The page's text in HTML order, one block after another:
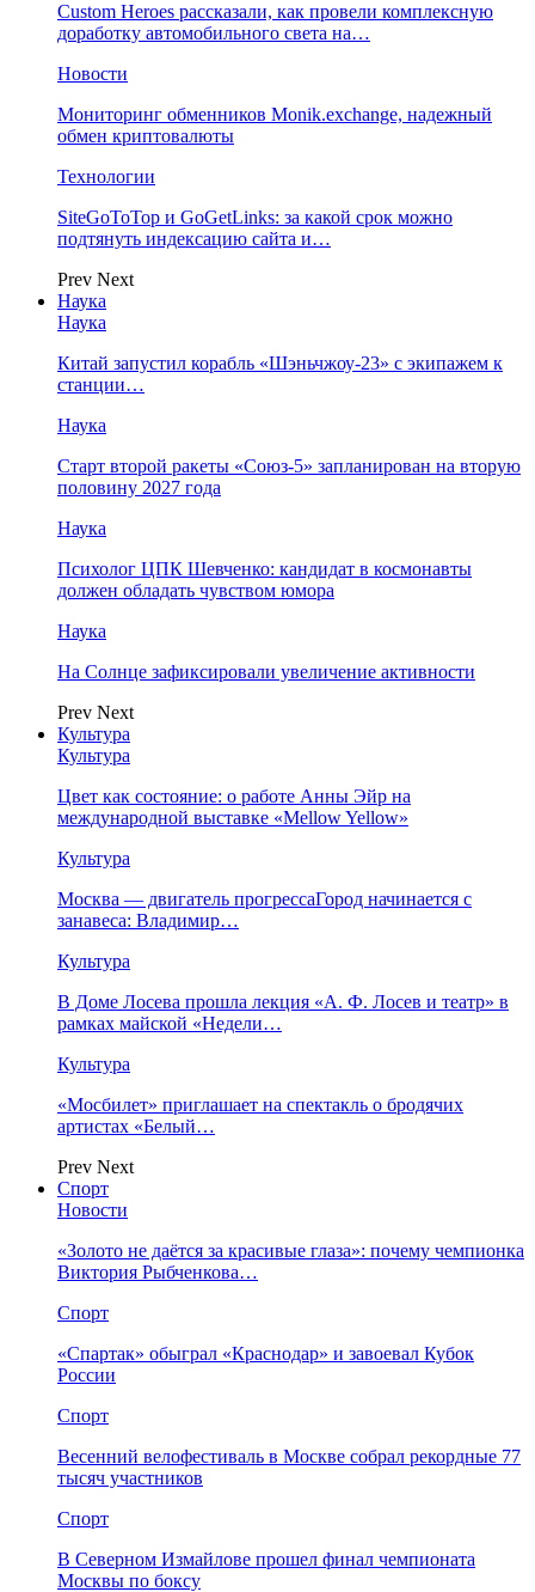
Custom Heroes рассказали, как провели комплексную
доработку автомобильного света на…
Новости
Мониторинг обменников Monik.exchange, надежный
обмен криптовалюты
Технологии
SiteGoToTop и GoGetLinks: за какой срок можно
подтянуть индексацию сайта и…
Prev Next
Наука
Наука
Китай запустил корабль «Шэньчжоу-23» с экипажем к
станции…
Наука
Старт второй ракеты «Союз-5» запланирован на вторую
половину 2027 года
Наука
Психолог ЦПК Шевченко: кандидат в космонавты
должен обладать чувством юмора
Наука
На Солнце зафиксировали увеличение активности
Prev Next
Культура
Культура
Цвет как состояние: о работе Анны Эйр на
международной выставке «Mellow Yellow»
Культура
Москва — двигатель прогрессаГород начинается с
занавеса: Владимир…
Культура
В Доме Лосева прошла лекция «А. Ф. Лосев и театр» в
рамках майской «Недели…
Культура
«Мосбилет» приглашает на спектакль о бродячих
артистах «Белый…
Prev Next
Спорт
Новости
«Золото не даётся за красивые глаза»: почему чемпионка
Виктория Рыбченкова…
Спорт
«Спартак» обыграл «Краснодар» и завоевал Кубок
России
Спорт
Весенний велофестиваль в Москве собрал рекордные 77
тысяч участников
Спорт
В Северном Измайлове прошел финал чемпионата
Москвы по боксу